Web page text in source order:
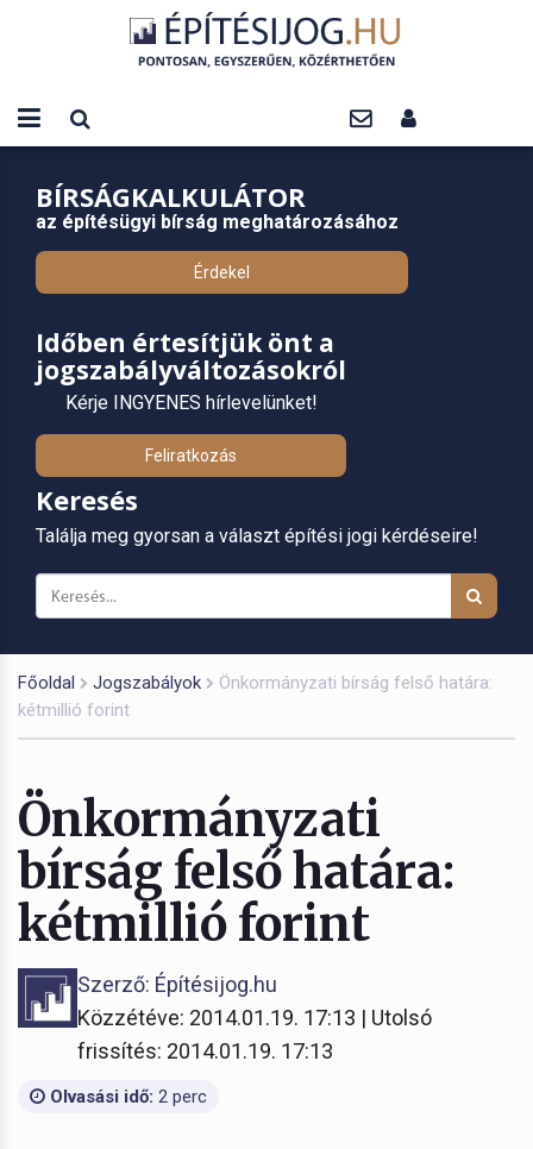
BÍRSÁGKALKULÁTOR
az építésügyi bírság meghatározásához
Érdekel
Időben értesítjük önt a
jogszabályváltozásokról
Kérje INGYENES hírlevelünket!
Feliratkozás
Keresés
Találja meg gyorsan a választ építési jogi kérdéseire!
Főoldal Jogszabályok
Önkormányzati bírság felső határa:
kétmillió forint
Önkormányzati
bírság felső határa:
kétmillió forint
Szerző: Építésijog.hu
Közzétéve: 2014.01.19. 17:13 | Utolsó
frissítés: 2014.01.19. 17:13
Olvasási idő: 2 perc